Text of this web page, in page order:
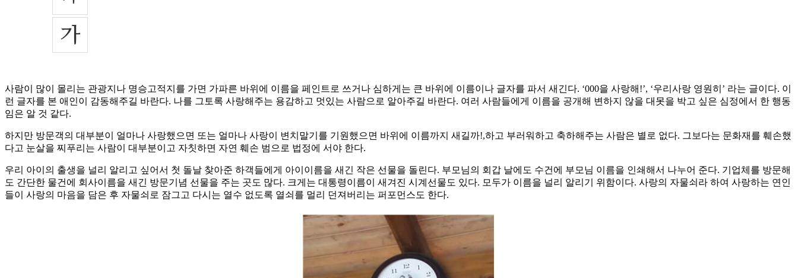
사람이 많이 몰리는 관광지나 명승고적지를 가면 가파른 바위에 이름을 페인트로 쓰거나 심하게는 큰 바위에 이름이나 글자를 파서 새긴다. ‘000을 사랑해!’, ‘우리사랑 영원히’ 라는 글이다. 이
런 글자를 본 애인이 감동해주길 바란다. 나를 그토록 사랑해주는 용감하고 멋있는 사람으로 알아주길 바란다. 여러 사람들에게 이름을 공개해 변하지 않을 대못을 박고 싶은 심정에서 한 행동
임은 알 것 같다.
하지만 방문객의 대부분이 얼마나 사랑했으면 또는 얼마나 사랑이 변치말기를 기원했으면 바위에 이름까지 새길까!,하고 부러워하고 축하해주는 사람은 별로 없다. 그보다는 문화재를 훼손했
다고 눈살을 찌푸리는 사람이 대부분이고 자칫하면 자연 훼손 범으로 법정에 서야 한다.
우리 아이의 출생을 널리 알리고 싶어서 첫 돌날 찾아준 하객들에게 아이이름을 새긴 작은 선물을 돌린다. 부모님의 회갑 날에도 수건에 부모님 이름을 인쇄해서 나누어 준다. 기업체를 방문해
도 간단한 물건에 회사이름을 새긴 방문기념 선물을 주는 곳도 많다. 크게는 대통령이름이 새겨진 시계선물도 있다. 모두가 이름을 널리 알리기 위함이다. 사랑의 자물쇠라 하여 사랑하는 연인
들이 사랑의 마음을 담은 후 자물쇠로 잠그고 다시는 열수 없도록 열쇠를 멀리 던져버리는 퍼포먼스도 한다.